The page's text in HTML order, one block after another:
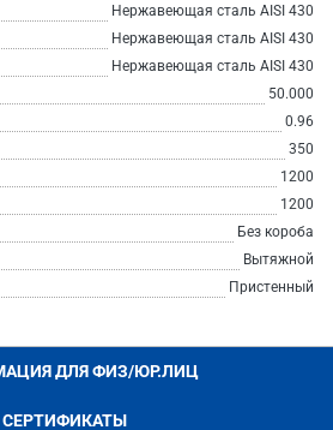
Нержавеющая сталь AISI 430
Нержавеющая сталь AISI 430
Нержавеющая сталь AISI 430
50.000
0.96
350
1200
1200
Без короба
Вытяжной
Пристенный
ДЛЯ ФИЗ/ЮР.ЛИЦ
СЕРТИФИКАТЫ